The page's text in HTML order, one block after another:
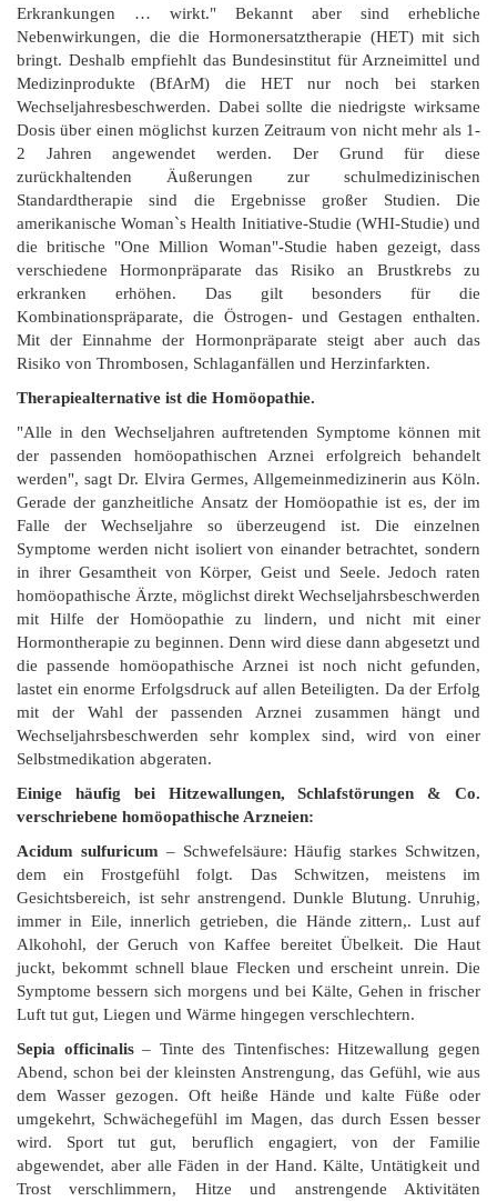
Erkrankungen … wirkt." Bekannt aber sind erhebliche
Nebenwirkungen, die die Hormonersatztherapie (HET) mit sich
bringt. Deshalb empfiehlt das Bundesinstitut für Arzneimittel und
Medizinprodukte (BfArM) die HET nur noch bei starken
Wechseljahresbeschwerden. Dabei sollte die niedrigste wirksame
Dosis über einen möglichst kurzen Zeitraum von nicht mehr als 1-
2 Jahren angewendet werden. Der Grund für diese
zurückhaltenden Äußerungen zur schulmedizinischen
Standardtherapie sind die Ergebnisse großer Studien. Die
amerikanische Woman`s Health Initiative-Studie (WHI-Studie) und
die britische "One Million Woman"-Studie haben gezeigt, dass
verschiedene Hormonpräparate das Risiko an Brustkrebs zu
erkranken erhöhen. Das gilt besonders für die
Kombinationspräparate, die Östrogen- und Gestagen enthalten.
Mit der Einnahme der Hormonpräparate steigt aber auch das
Risiko von Thrombosen, Schlaganfällen und Herzinfarkten.
Therapiealternative ist die Homöopathie.
"Alle in den Wechseljahren auftretenden Symptome können mit
der passenden homöopathischen Arznei erfolgreich behandelt
werden", sagt Dr. Elvira Germes, Allgemeinmedizinerin aus Köln.
Gerade der ganzheitliche Ansatz der Homöopathie ist es, der im
Falle der Wechseljahre so überzeugend ist. Die einzelnen
Symptome werden nicht isoliert von einander betrachtet, sondern
in ihrer Gesamtheit von Körper, Geist und Seele. Jedoch raten
homöopathische Ärzte, möglichst direkt Wechseljahrsbeschwerden
mit Hilfe der Homöopathie zu lindern, und nicht mit einer
Hormontherapie zu beginnen. Denn wird diese dann abgesetzt und
die passende homöopathische Arznei ist noch nicht gefunden,
lastet ein enorme Erfolgsdruck auf allen Beteiligten. Da der Erfolg
mit der Wahl der passenden Arznei zusammen hängt und
Wechseljahrsbeschwerden sehr komplex sind, wird von einer
Selbstmedikation abgeraten.
Einige häufig bei Hitzewallungen, Schlafstörungen & Co.
verschriebene homöopathische Arzneien:
Acidum sulfuricum – Schwefelsäure: Häufig starkes Schwitzen,
dem ein Frostgefühl folgt. Das Schwitzen, meistens im
Gesichtsbereich, ist sehr anstrengend. Dunkle Blutung. Unruhig,
immer in Eile, innerlich getrieben, die Hände zittern,. Lust auf
Alkohohl, der Geruch von Kaffee bereitet Übelkeit. Die Haut
juckt, bekommt schnell blaue Flecken und erscheint unrein. Die
Symptome bessern sich morgens und bei Kälte, Gehen in frischer
Luft tut gut, Liegen und Wärme hingegen verschlechtern.
Sepia officinalis– Tinte des Tintenfisches: Hitzewallung gegen
Abend, schon bei der kleinsten Anstrengung, das Gefühl, wie aus
dem Wasser gezogen. Oft heiße Hände und kalte Füße oder
umgekehrt, Schwächegefühl im Magen, das durch Essen besser
wird. Sport tut gut, beruflich engagiert, von der Familie
abgewendet, aber alle Fäden in der Hand. Kälte, Untätigkeit und
Trost verschlimmern, Hitze und anstrengende Aktivitäten